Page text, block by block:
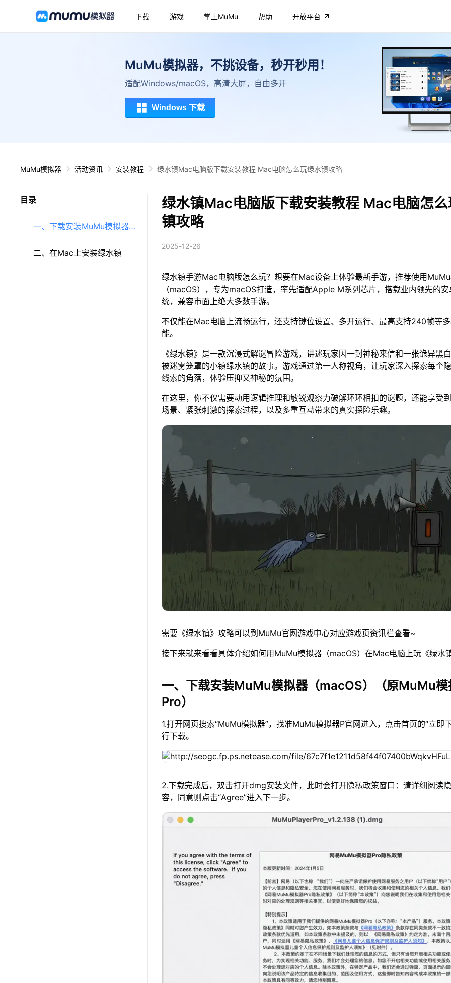
下载 游戏 掌上MuMu 帮助 开放平台
MuMu模拟器，不挑设备，秒开秒用！
适配Windows/macOS，高清大屏，自由多开
Windows 下载
MuMu模拟器 活动资讯 安装教程 绿水镇Mac电脑版下载安装教程 Mac电脑怎么玩绿水镇攻略
目录
一、下载安装MuMu模拟器
（macOS）（原MuMu模拟
二、在Mac上安装绿水镇
绿水镇Mac电脑版下载安装教程 Mac电脑怎
镇攻略
2025-12-26
绿水镇手游Mac电脑版怎么玩？想要在Mac设备上体验最新手游，推荐使用
（macOS），专为macOS打造，率先适配Apple M系列芯片，搭载业内领先的
统，兼容市面上绝大多数手游。
不仅能在Mac电脑上流畅运行，还支持键位设置、多开运行、最高支持240帧等
能。
《绿水镇》是一款沉浸式解谜冒险游戏，讲述玩家因一封神秘来信和一张诡异黑
被迷雾笼罩的小镇绿水镇的故事。游戏通过第一人称视角，让玩家深入探索每个
线索的角落，体验压抑又神秘的氛围。
在这里，你不仅需要动用逻辑推理和敏锐观察力破解环环相扣的谜题，还能享受
场景、紧张刺激的探索过程，以及多重互动带来的真实探险乐趣。
需要《绿水镇》攻略可以到MuMu官网游戏中心对应游戏页资讯栏查看~
接下来就来看看具体介绍如何用MuMu模拟器（macOS）在Mac电脑上玩《绿水
一、下载安装MuMu模拟器（macOS）（原MuMu模
Pro）
1.打开网页搜索“MuMu模拟器”，找准MuMu模拟器P官网进入，点击首页的“立即
行下载。
2.下载完成后，双击打开dmg安装文件，此时会打开隐私政策窗口：请详细阅读
容，同意则点击“Agree”进入下一步。